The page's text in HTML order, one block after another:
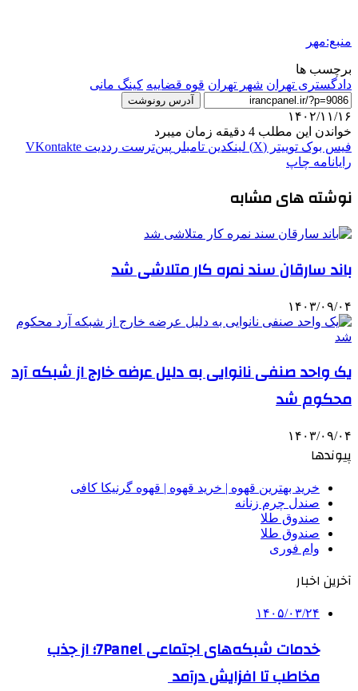
منبع:مهر
برچسب ها
دادگستری تهران شهر تهران قوه قضاییه کینگ مانی
آدرس رونوشت
۱۴۰۲/۱۱/۱۶
خواندن این مطلب 4 دقیقه زمان میبرد
فیس بوک توییتر (X) لینکدین ‫تامبلر ‫پین‌ترست ‫رددیت ‫VKontakte
رایانامه چاپ
نوشته های مشابه
باند سارقان سند نمره کار متلاشی شد
۱۴۰۳/۰۹/۰۴
یک واحد صنفی نانوایی به دلیل عرضه خارج از شبکه آرد
محکوم شد
۱۴۰۳/۰۹/۰۴
پیوندها
خرید بهترین قهوه | خرید قهوه | قهوه گرنیکا کافی
صندل چرم زنانه
صندوق طلا
صندوق طلا
وام فوری
آخرین اخبار
۱۴۰۵/۰۳/۲۴
خدمات شبکه‌های اجتماعی 7Panel؛ از جذب
مخاطب تا افزایش درآمد